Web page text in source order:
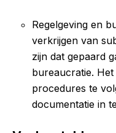
Regelgeving en
verkrijgen van
zijn dat gepaard
bureaucratie.
procedures te
documentatie in